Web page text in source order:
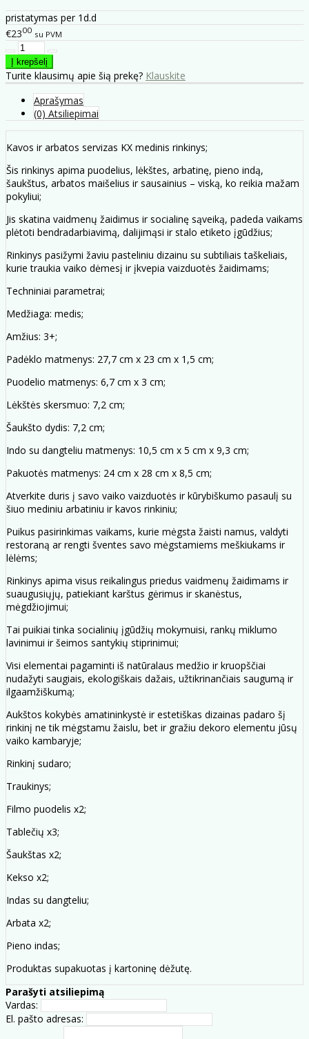
pristatymas per 1d.d
€2300 su PVM
Turite klausimų apie šią prekę? Klauskite
Aprašymas
(0) Atsiliepimai
Kavos ir arbatos servizas KX medinis rinkinys;
Šis rinkinys apima puodelius, lėkštes, arbatinę, pieno indą,
šaukštus, arbatos maišelius ir sausainius – viską, ko reikia mažam
pokyliui;
Jis skatina vaidmenų žaidimus ir socialinę sąveiką, padeda vaikams
plėtoti bendradarbiavimą, dalijimąsi ir stalo etiketo įgūdžius;
Rinkinys pasižymi žaviu pasteliniu dizainu su subtiliais taškeliais,
kurie traukia vaiko dėmesį ir įkvepia vaizduotės žaidimams;
Techniniai parametrai;
Medžiaga: medis;
Amžius: 3+;
Padėklo matmenys: 27,7 cm x 23 cm x 1,5 cm;
Puodelio matmenys: 6,7 cm x 3 cm;
Lėkštės skersmuo: 7,2 cm;
Šaukšto dydis: 7,2 cm;
Indo su dangteliu matmenys: 10,5 cm x 5 cm x 9,3 cm;
Pakuotės matmenys: 24 cm x 28 cm x 8,5 cm;
Atverkite duris į savo vaiko vaizduotės ir kūrybiškumo pasaulį su
šiuo mediniu arbatiniu ir kavos rinkiniu;
Puikus pasirinkimas vaikams, kurie mėgsta žaisti namus, valdyti
restoraną ar rengti šventes savo mėgstamiems meškiukams ir
lėlėms;
Rinkinys apima visus reikalingus priedus vaidmenų žaidimams ir
suaugusiųjų, patiekiant karštus gėrimus ir skanėstus,
mėgdžiojimui;
Tai puikiai tinka socialinių įgūdžių mokymuisi, rankų miklumo
lavinimui ir šeimos santykių stiprinimui;
Visi elementai pagaminti iš natūralaus medžio ir kruopščiai
nudažyti saugiais, ekologiškais dažais, užtikrinančiais saugumą ir
ilgaamžiškumą;
Aukštos kokybės amatininkystė ir estetiškas dizainas padaro šį
rinkinį ne tik mėgstamu žaislu, bet ir gražiu dekoro elementu jūsų
vaiko kambaryje;
Rinkinį sudaro;
Traukinys;
Filmo puodelis x2;
Tablečių x3;
Šaukštas x2;
Kekso x2;
Indas su dangteliu;
Arbata x2;
Pieno indas;
Produktas supakuotas į kartoninę dėžutę.
Parašyti atsiliepimą
Vardas:
El. pašto adresas: